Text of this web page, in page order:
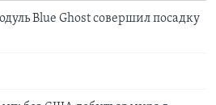
Blue Ghost совершил посадку